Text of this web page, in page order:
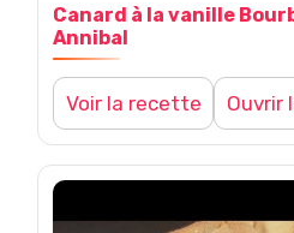
r
l
Canard à la vanille
Annibal
Voir la recette Ouvrir